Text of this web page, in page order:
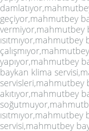
geçiyor,mahmutbey
vermiyor,mahmutbey
yapıyor,mahmutbey
baykan klima
servisleri,mahmutbey
akıtıyor,mahmutbey
servisi,mahmutbey